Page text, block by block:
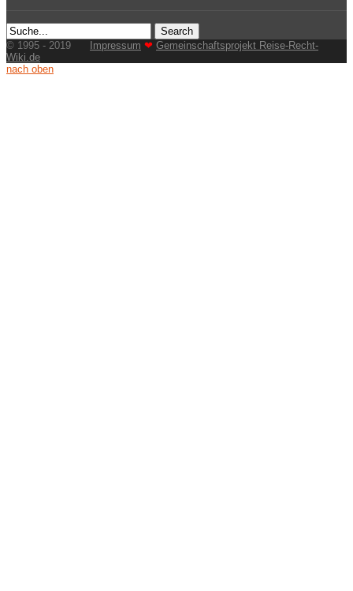
© 1995 - 2019 Impressum ❤ Gemeinschaftsprojekt Reise-Recht-
Wiki.de
nach oben